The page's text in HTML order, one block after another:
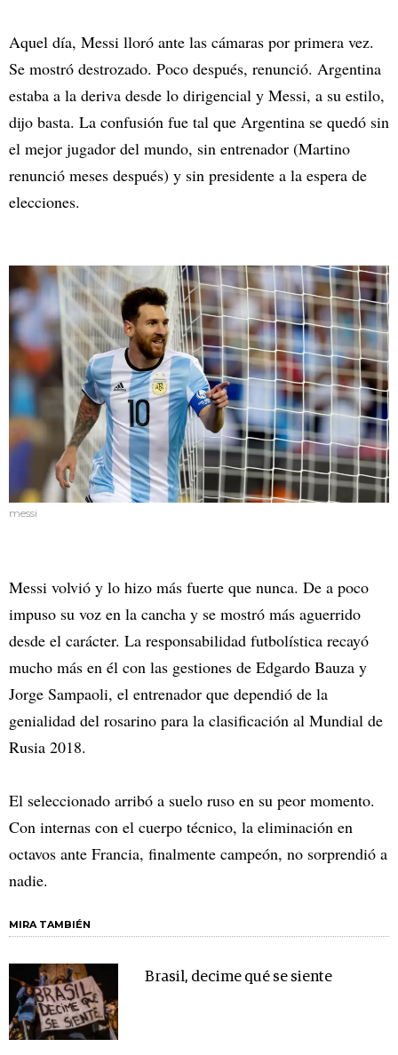
Aquel día, Messi lloró ante las cámaras por primera vez.
Se mostró destrozado. Poco después, renunció. Argentina
estaba a la deriva desde lo dirigencial y Messi, a su estilo,
dijo basta. La confusión fue tal que Argentina se quedó sin
el mejor jugador del mundo, sin entrenador (Martino
renunció meses después) y sin presidente a la espera de
elecciones.
messi
Messi volvió y lo hizo más fuerte que nunca. De a poco
impuso su voz en la cancha y se mostró más aguerrido
desde el carácter. La responsabilidad futbolística recayó
mucho más en él con las gestiones de Edgardo Bauza y
Jorge Sampaoli, el entrenador que dependió de la
genialidad del rosarino para la clasificación al Mundial de
Rusia 2018.
El seleccionado arribó a suelo ruso en su peor momento.
Con internas con el cuerpo técnico, la eliminación en
octavos ante Francia, finalmente campeón, no sorprendió a
nadie.
MIRA TAMBIÉN
Brasil, decime qué se siente